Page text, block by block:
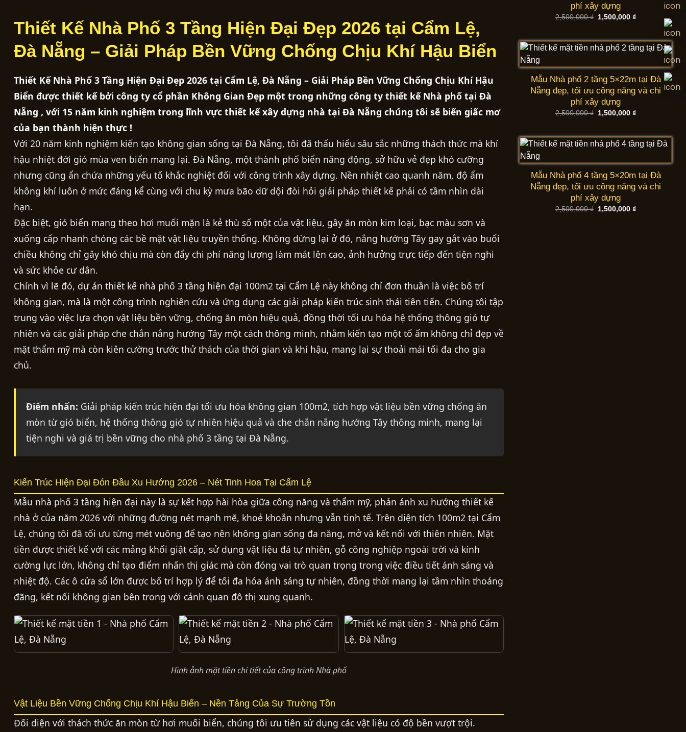
Thiết Kế Nhà Phố 3 Tầng Hiện Đại Đẹp 2026 tại Cẩm Lệ,
Đà Nẵng – Giải Pháp Bền Vững Chống Chịu Khí Hậu Biển
Thiết Kế Nhà Phố 3 Tầng Hiện Đại Đẹp 2026 tại Cẩm Lệ, Đà Nẵng – Giải Pháp Bền Vững Chống Chịu Khí Hậu
Biển được thiết kế bởi công ty cổ phần Không Gian Đẹp một trong những công ty thiết kế Nhà phố tại Đà
Nẵng , với 15 năm kinh nghiệm trong lĩnh vực thiết kế xây dựng nhà tại Đà Nẵng chúng tôi sẽ biến giấc mơ
của bạn thành hiện thực !
Với 20 năm kinh nghiệm kiến tạo không gian sống tại Đà Nẵng, tôi đã thấu hiểu sâu sắc những thách thức mà khí
hậu nhiệt đới gió mùa ven biển mang lại. Đà Nẵng, một thành phố biển năng động, sở hữu vẻ đẹp khó cưỡng
nhưng cũng ẩn chứa những yếu tố khắc nghiệt đối với công trình xây dựng. Nền nhiệt cao quanh năm, độ ẩm
không khí luôn ở mức đáng kể cùng với chu kỳ mưa bão dữ dội đòi hỏi giải pháp thiết kế phải có tầm nhìn dài
hạn.
Đặc biệt, gió biển mang theo hơi muối mặn là kẻ thù số một của vật liệu, gây ăn mòn kim loại, bạc màu sơn và
xuống cấp nhanh chóng các bề mặt vật liệu truyền thống. Không dừng lại ở đó, nắng hướng Tây gay gắt vào buổi
chiều không chỉ gây khó chịu mà còn đẩy chi phí năng lượng làm mát lên cao, ảnh hưởng trực tiếp đến tiện nghi
và sức khỏe cư dân.
Chính vì lẽ đó, dự án thiết kế nhà phố 3 tầng hiện đại 100m2 tại Cẩm Lệ này không chỉ đơn thuần là việc bố trí
không gian, mà là một công trình nghiên cứu và ứng dụng các giải pháp kiến trúc sinh thái tiên tiến. Chúng tôi tập
trung vào việc lựa chọn vật liệu bền vững, chống ăn mòn hiệu quả, đồng thời tối ưu hóa hệ thống thông gió tự
nhiên và các giải pháp che chắn nắng hướng Tây một cách thông minh, nhằm kiến tạo một tổ ấm không chỉ đẹp về
mặt thẩm mỹ mà còn kiên cường trước thử thách của thời gian và khí hậu, mang lại sự thoải mái tối đa cho gia
chủ.
Điểm nhấn: Giải pháp kiến trúc hiện đại tối ưu hóa không gian 100m2, tích hợp vật liệu bền vững chống ăn
mòn từ gió biển, hệ thống thông gió tự nhiên hiệu quả và che chắn nắng hướng Tây thông minh, mang lại
tiện nghi và giá trị bền vững cho nhà phố 3 tầng tại Đà Nẵng.
Kiến Trúc Hiện Đại Đón Đầu Xu Hướng 2026 – Nét Tinh Hoa Tại Cẩm Lệ
Mẫu nhà phố 3 tầng hiện đại này là sự kết hợp hài hòa giữa công năng và thẩm mỹ, phản ánh xu hướng thiết kế
nhà ở của năm 2026 với những đường nét mạnh mẽ, khoẻ khoắn nhưng vẫn tinh tế. Trên diện tích 100m2 tại Cẩm
Lệ, chúng tôi đã tối ưu từng mét vuông để tạo nên không gian sống đa năng, mở và kết nối với thiên nhiên. Mặt
tiền được thiết kế với các mảng khối giật cấp, sử dụng vật liệu đá tự nhiên, gỗ công nghiệp ngoài trời và kính
cường lực lớn, không chỉ tạo điểm nhấn thị giác mà còn đóng vai trò quan trọng trong việc điều tiết ánh sáng và
nhiệt độ. Các ô cửa sổ lớn được bố trí hợp lý để tối đa hóa ánh sáng tự nhiên, đồng thời mang lại tầm nhìn thoáng
đãng, kết nối không gian bên trong với cảnh quan đô thị xung quanh.
Hình ảnh mặt tiền chi tiết của công trình Nhà phố
Vật Liệu Bền Vững Chống Chịu Khí Hậu Biển – Nền Tảng Của Sự Trường Tồn
Đối diện với thách thức ăn mòn từ hơi muối biển, chúng tôi ưu tiên sử dụng các vật liệu có độ bền vượt trội.
phí xây dựng
2,500,000₫ Giá
2,500,000 ₫.
1,500,000₫Giá
là:
1,500,000 ₫.
Mẫu Nhà phố 2 tầng 5×22m tại Đà
Nẵng đẹp, tối ưu công năng và chi
phí xây dựng
2,500,000₫ Giá
2,500,000 ₫.
1,500,000₫Giá
là:
1,500,000 ₫.
Mẫu Nhà phố 4 tầng 5×20m tại Đà
Nẵng đẹp, tối ưu công năng và chi
phí xây dựng
2,500,000₫ Giá
1,500,000₫Giá